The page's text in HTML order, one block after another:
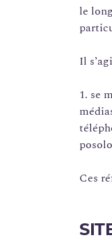
le
Il
1. se
Ces